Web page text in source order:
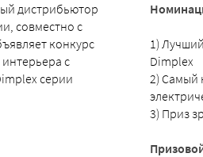
дистрибьютор
совместно с
конкурс
с
серии
1)
Dimplex
2) Самый
3) Приз